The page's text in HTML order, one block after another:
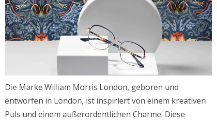
Die Marke William Morris London, geboren und
entworfen in London, ist inspiriert von einem kreativen
Puls und einem außerordentlichen Charme. Diese